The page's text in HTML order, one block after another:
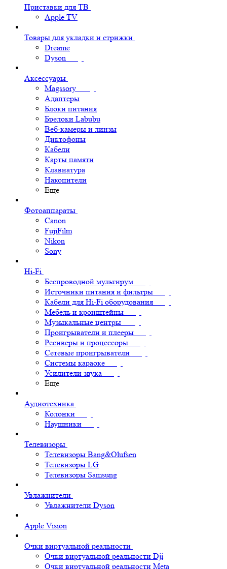
Приставки для ТВ
Apple TV
Товары для укладки и стрижки
Dreame
Dyson
Аксессуары
Magssory
Адаптеры
Блоки питания
Брелоки Labubu
Веб-камеры и линзы
Диктофоны
Кабели
Карты памяти
Клавиатура
Накопители
Еще
Фотоаппараты
Canon
FujiFilm
Nikon
Sony
Hi-Fi
Беспроводной мультирум
Источники питания и фильтры
Кабели для Hi-Fi оборудования
Мебель и кронштейны
Музыкальные центры
Проигрыватели и плееры
Ресиверы и процессоры
Сетевые проигрыватели
Системы караоке
Усилители звука
Еще
Аудиотехника
Колонки
Наушники
Телевизоры
Телевизоры Bang&Olufsen
Телевизоры LG
Телевизоры Samsung
Увлажнители
Увлажнители Dyson
Apple Vision
Очки виртуальной реальности
Очки виртуальной реальности Dji
Очки виртуальной реальности Meta